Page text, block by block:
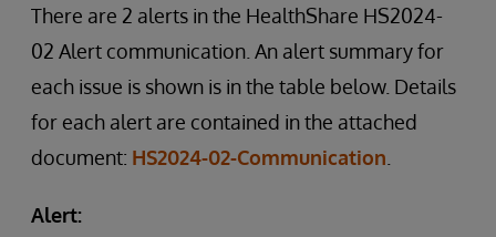
There are 2 alerts in the HealthShare HS2024-
02 Alert communication. An alert summary for
each issue is shown is in the table below. Details
for each alert are contained in the attached
document: HS2024-02-Communication
Alert: